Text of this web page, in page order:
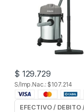
$ 129.729
S/Imp.Nac.: $107.214